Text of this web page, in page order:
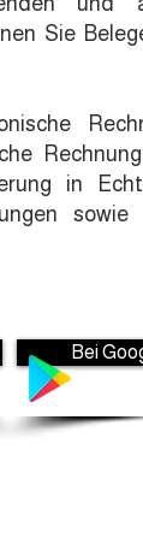
Sie
in
sowie
Bei